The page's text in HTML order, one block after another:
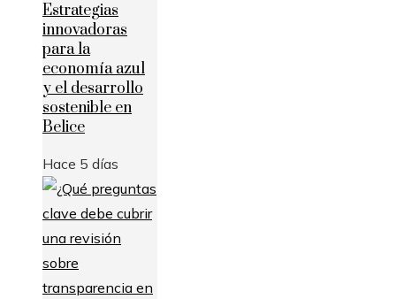
Estrategias
innovadoras
para la
economía azul
y el desarrollo
sostenible en
Belice
Hace 5 días